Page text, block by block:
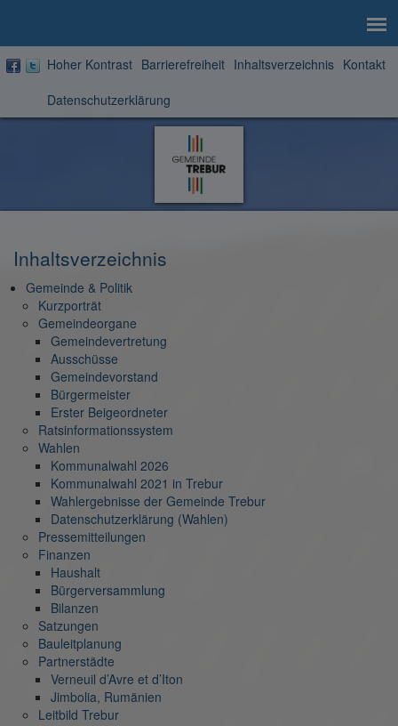
Hoher Kontrast Barrierefreiheit Aktuelle
Inhaltsverzeichnis Kontakt
Datenschutzerklärung
Zur
Startseite
Inhaltsverzeichnis
Gemeinde & Politik
Kurzporträt
Gemeindeorgane
Gemeindevertretung
Ausschüsse
Gemeindevorstand
Bürgermeister
Erster Beigeordneter
Ratsinformationssystem
Wahlen
Kommunalwahl 2026
Kommunalwahl 2021 in Trebur
Wahlergebnisse der Gemeinde Trebur
Datenschutzerklärung (Wahlen)
Pressemitteilungen
Finanzen
Haushalt
Bürgerversammlung
Bilanzen
Satzungen
Bauleitplanung
Partnerstädte
Verneuil d’Avre et d’Iton
Jimbolia, Rumänien
Leitbild Trebur